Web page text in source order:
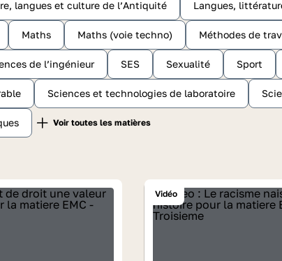
langues et culture de l’Antiquité Langues,
Maths Maths (voie techno) Méthodes de
de l’ingénieur SES Sexualité Sport
Sciences et technologies de laboratoire
Vidéo